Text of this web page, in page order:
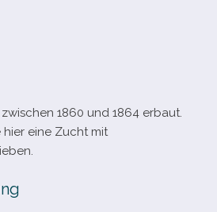
1860 und 1864 erbaut.
eine Zucht mit